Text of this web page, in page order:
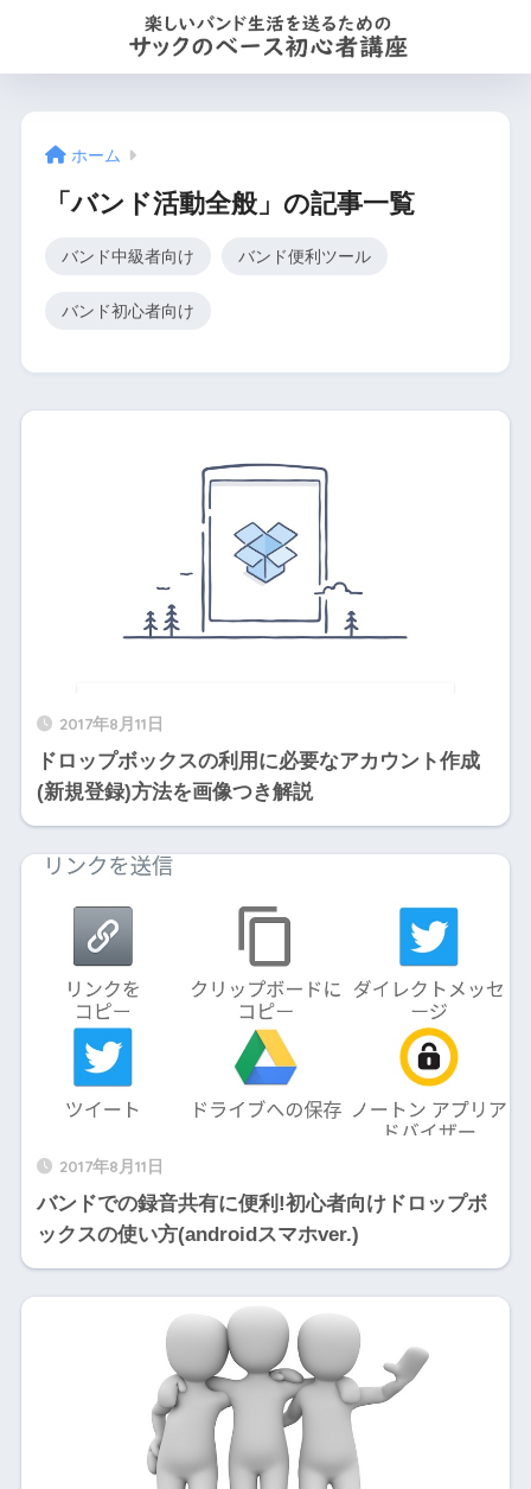
ホーム
「バンド活動全般」の記事一覧
バンド中級者向け バンド便利ツール
バンド初心者向け
2017年8月11日
ドロップボックスの利用に必要なアカウント作成
(新規登録)方法を画像つき解説
2017年8月11日
バンドでの録音共有に便利!初心者向けドロップボ
ックスの使い方(androidスマホver.)